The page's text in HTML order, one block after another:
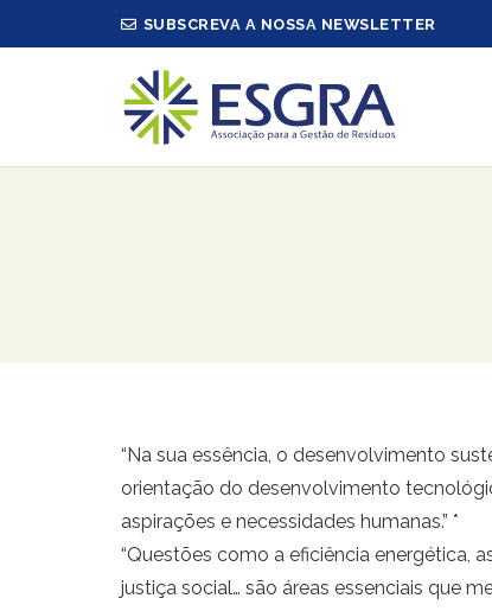
SUBSCREVA A NOSSA NEWSLETTER
“Na sua essência, o desenvolvimento
orientação do desenvolvimento
aspirações e necessidades humanas.” *
“Questões como a eficiência energética,
justiça social… são áreas essenciais que